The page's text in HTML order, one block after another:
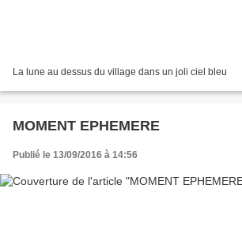
La lune au dessus du village dans un joli ciel bleu
MOMENT EPHEMERE
Publié le 13/09/2016 à 14:56